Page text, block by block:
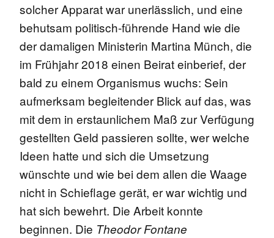
solcher Apparat war unerlässlich, und eine
behutsam politisch-führende Hand wie die
der damaligen Ministerin Martina Münch, die
im Frühjahr 2018 einen Beirat einberief, der
bald zu einem Organismus wuchs: Sein
aufmerksam begleitender Blick auf das, was
mit dem in erstaunlichem Maß zur Verfügung
gestellten Geld passieren sollte, wer welche
Ideen hatte und sich die Umsetzung
wünschte und wie bei dem allen die Waage
nicht in Schieflage gerät, er war wichtig und
hat sich bewehrt. Die Arbeit konnte
beginnen. Die Theodor Fontane